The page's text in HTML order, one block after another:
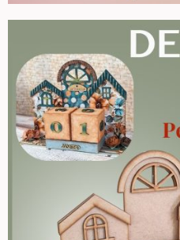
Verniz
Envelhecedores